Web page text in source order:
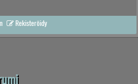
Rekisteröidy